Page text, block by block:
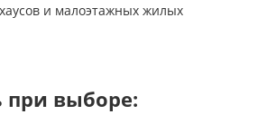
и малоэтажных жилых
при выборе: